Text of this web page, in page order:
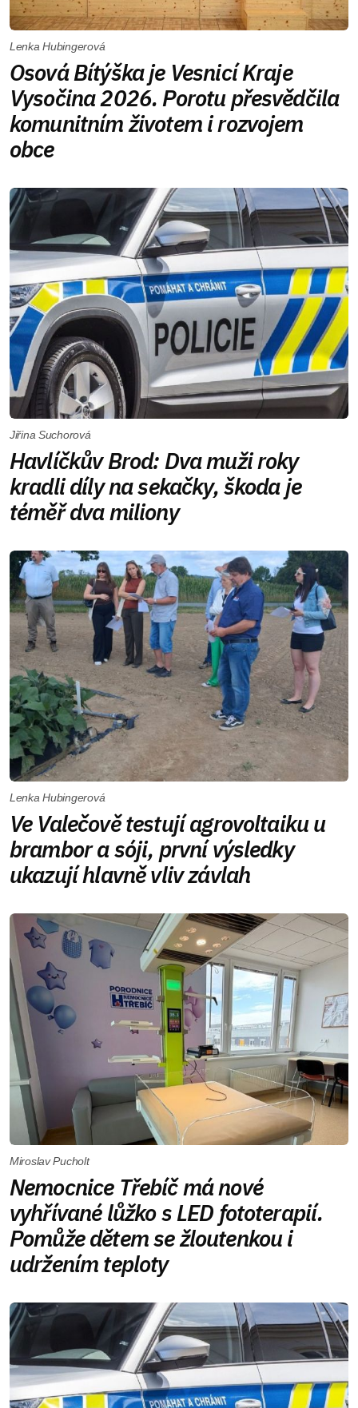
Lenka Hubingerová
Osová Bítýška je Vesnicí Kraje
Vysočina 2026. Porotu přesvědčila
komunitním životem i rozvojem
obce
Jiřina Suchorová
Havlíčkův Brod: Dva muži roky
kradli díly na sekačky, škoda je
téměř dva miliony
Lenka Hubingerová
Ve Valečově testují agrovoltaiku u
brambor a sóji, první výsledky
ukazují hlavně vliv závlah
Miroslav Pucholt
Nemocnice Třebíč má nové
vyhřívané lůžko s LED fototerapií.
Pomůže dětem se žloutenkou i
udržením teploty